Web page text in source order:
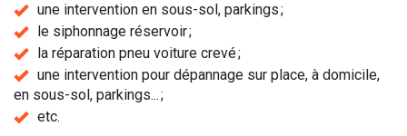
une intervention en sous-sol, parkings ;
le siphonnage réservoir ;
la réparation pneu voiture crevé ;
une intervention pour dépannage sur place, à domicile,
en sous-sol, parkings... ;
etc.